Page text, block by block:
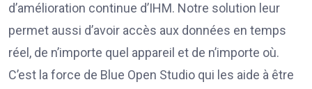
d’amélioration continue d’IHM. Notre solution leur
permet aussi d’avoir accès aux données en temps
réel, de n’importe quel appareil et de n’importe où.
C’est la force de Blue Open Studio qui les aide à être